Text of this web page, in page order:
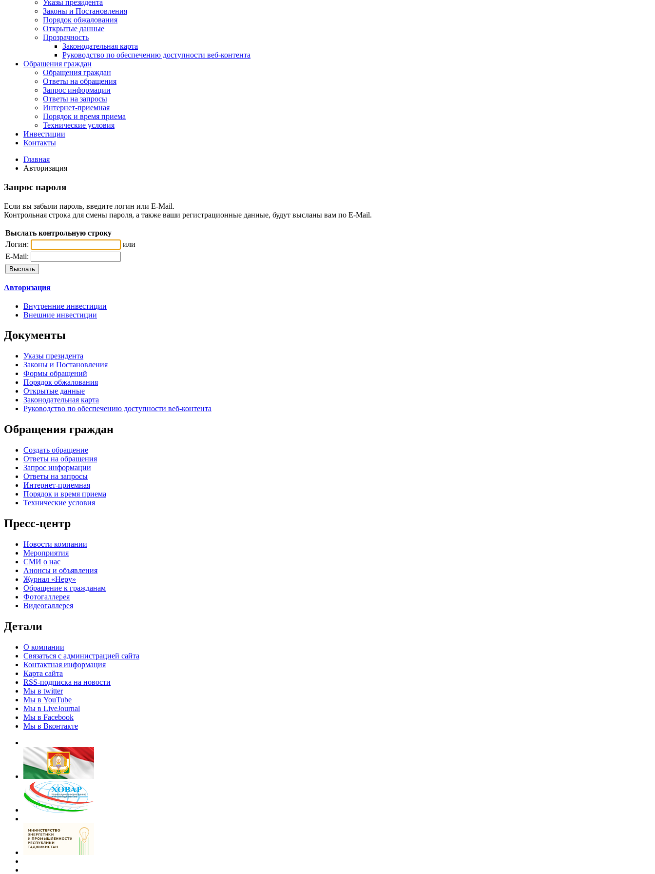
Указы президента
Законы и Постановления
Порядок обжалования
Открытые данные
Прозрачность
Законодательная карта
Руководство по обеспечению доступности веб-контента
Обращения граждан
Обращения граждан
Ответы на обращения
Запрос информации
Ответы на запросы
Интернет-приемная
Порядок и время приема
Технические условия
Инвестиции
Контакты
Главная
Авторизация
Запрос пароля
Если вы забыли пароль, введите логин или E-Mail.
Контрольная строка для смены пароля, а также ваши регистрационные данные, будут высланы вам по E-Mail.
Выслать контрольную строку
Логин:
или
E-Mail:
Авторизация
Внутренние инвестиции
Внешние инвестиции
Документы
Указы президента
Законы и Постановления
Формы обращений
Порядок обжалования
Открытые данные
Законодательная карта
Руководство по обеспечению доступности веб-контента
Обращения граждан
Создать обращение
Ответы на обращения
Запрос информации
Ответы на запросы
Интернет-приемная
Порядок и время приема
Технические условия
Пресс-центр
Новости компании
Мероприятия
СМИ о нас
Анонсы и объявления
Журнал «Неру»
Обращение к гражданам
Фотогаллерея
Видеогаллерея
Детали
О компании
Связаться с администрацией сайта
Контактная информация
Карта сайта
RSS-подписка на новости
Мы в twitter
Мы в YouTube
Мы в LiveJournal
Мы в Facebook
Мы в Вконтакте